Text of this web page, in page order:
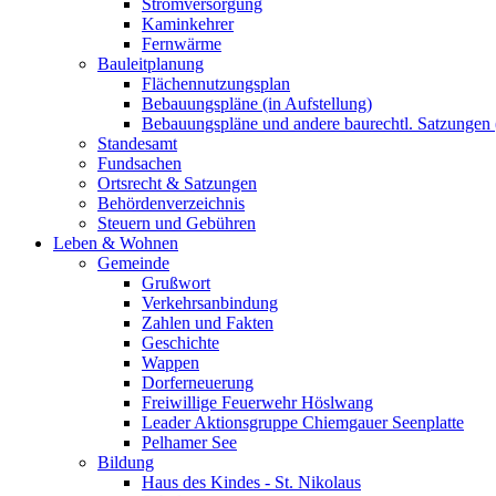
Stromversorgung
Kaminkehrer
Fernwärme
Bauleitplanung
Flächennutzungsplan
Bebauungspläne (in Aufstellung)
Bebauungspläne und andere baurechtl.
Standesamt
Fundsachen
Ortsrecht & Satzungen
Behördenverzeichnis
Steuern und Gebühren
Leben & Wohnen
Gemeinde
Grußwort
Verkehrsanbindung
Zahlen und Fakten
Geschichte
Wappen
Dorferneuerung
Freiwillige Feuerwehr Höslwang
Leader Aktionsgruppe Chiemgauer Seenplatte
Pelhamer See
Bildung
Haus des Kindes - St. Nikolaus